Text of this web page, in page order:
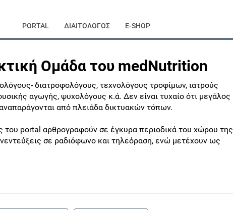
PORTAL ΔΙΑΙΤΟΛΟΓΟΣ E-SHOP
Ομάδα του medNutrition
διατροφολόγους, τεχνολόγους τροφίμων, ιατρούς
αγωγής, ψυχολόγους κ.ά. Δεν είναι τυχαίο ότι μεγάλος
από πλειάδα δικτυακών τόπων.
του portal αρθρογραφούν σε έγκυρα περιοδικά του χώρου της
σε ραδιόφωνο και τηλεόραση, ενώ μετέχουν ως